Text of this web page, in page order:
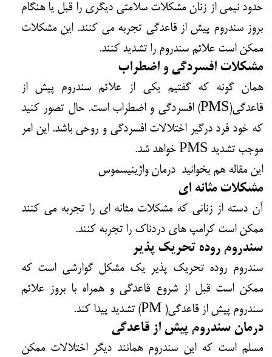
حدود نیمی از زنان مشکلات سلامتی دیگری را قبل یا هنگام
بروز سندروم پیش از قاعدگی تجربه می کنند. این مشکلات
ممکن است علائم سندروم را تشدید کنند.
مشکلات افسردگی و اضطراب
همان گونه که گفتیم یکی از علائم سندروم پیش از
قاعدگی(PMS) افسردگی و اضطراب است. حال تصور کنید
که خود فرد درگیر اختلالات افسردگی و روحی باشد. این امر
موجب تشدید PMS خواهد شد.
این مقاله هم بخوانید درمان واژینیسموس
مشکلات مثانه ای
آن دسته از زنانی که مشکلات مثانه ای را تجربه می کنند
ممکن است کرامپ های دردناک را تجربه کنند.
سندروم روده تحریک پذیر
سندروم روده تحریک پذیر یک مشکل گوارشی است که
ممکن است قبل از شروع قاعدگی و همراه با بروز علائم
سندروم پیش از قاعدگی( PM) تشدید پیدا کند.
درمان سندروم پیش از قاعدگی
مسلم است که این سندروم همانند دیگر اختلالات ممکن